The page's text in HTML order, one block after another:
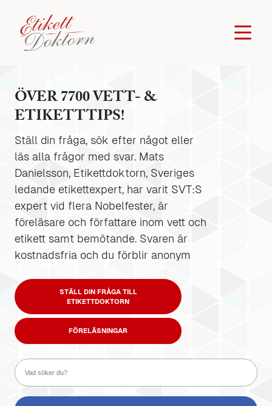
ÖVER 7700 VETT- &
ETIKETTTIPS!
Ställ din fråga, sök efter något eller
läs alla frågor med svar. Mats
Danielsson, Etikettdoktorn, Sveriges
ledande etikettexpert, har varit SVT:S
expert vid flera Nobelfester, är
föreläsare och författare inom vett och
etikett samt bemötande. Svaren är
kostnadsfria och du förblir anonym
STÄLL DIN FRÅGA TILL
ETIKETTDOKTORN
FÖRELÄSNINGAR